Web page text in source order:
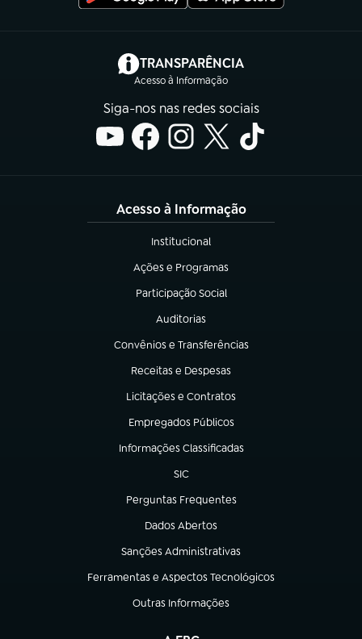
TRANSPARÊNCIA
Acesso à Informação
(abre em nova aba)
Siga-nos nas redes sociais
Acesso à Informação
Institucional
(abre em nova aba)
Ações e Programas
(abre em nova aba)
Participação Social
(abre em nova aba)
Auditorias
(abre em nova aba)
Convênios e Transferências
(abre em nova aba)
Receitas e Despesas
(abre em nova aba)
Licitações e Contratos
(abre em nova aba)
Empregados Públicos
(abre em nova aba)
Informações Classificadas
(abre em nova aba)
SIC
(abre em nova aba)
Perguntas Frequentes
(abre em nova aba)
Dados Abertos
(abre em nova aba)
Sanções Administrativas
(abre em nova aba)
Ferramentas e Aspectos Tecnológicos
(abre em nova aba)
Outras Informações
(abre em nova aba)